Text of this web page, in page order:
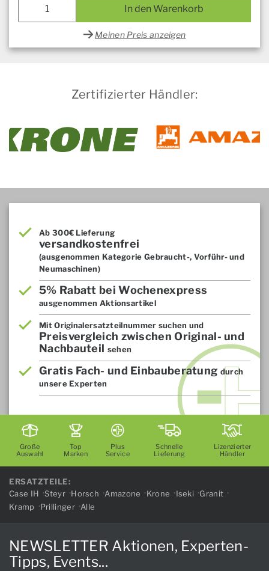
In den Warenkorb
Meinen Preis anzeigen
Zertifizierter Händler:
Ab 300€ Lieferung
versandkostenfrei
(ausgenommen Kategorie Gebraucht-, Vorführ- und
Neumaschinen)
5% Rabatt bei Wochenexpress
ausgenommen Aktionsartikel
Mit Originalersatzteilnummer suchen und
Preisvergleich zwischen Original- und
Nachbauteil sehen
Gratis Fach- und Einbauberatung durch
unsere Experten
Große
Auswahl
Top
Marken
Plus
Service
Schnelle
Lieferung
Lizenzierter
Händler
ERSATZTEILE:
Case IH
Steyr Horsch Amazone Krone Iseki
Granit
Kramp
Prillinger Alle
NEWSLETTER Aktionen, Experten-
Tipps, Events...